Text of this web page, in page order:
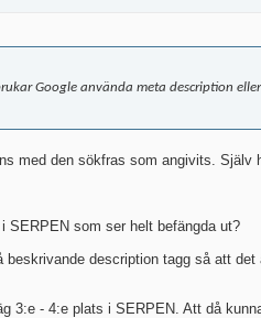
Google använda meta description eller
med den sökfras som angivits. Själv
SERPEN som ser helt befängda ut?
description tagg så att
3:e - 4:e plats i SERPEN. Att då